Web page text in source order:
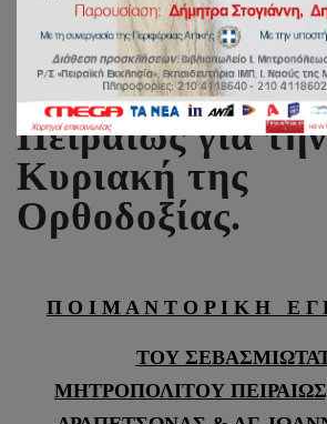
Ποιμαντορική
Σεβ.
Πειραιώς για την
Κυριακή της
Ορθοδοξίας.
Π Ο Ι Μ Α Ν Τ Ο Ρ Ι Κ Η Ε Γ
ΤΟΥ
ΜΗΤΡΟΠΟΛΙΤΟΥ